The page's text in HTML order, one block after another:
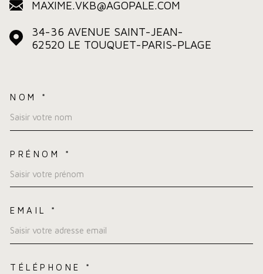
MAXIME.VKB@AGOPALE.COM
34-36 AVENUE SAINT-JEAN-
62520
LE TOUQUET-PARIS-PLAGE
NOM *
PRÉNOM *
EMAIL *
TÉLÉPHONE *